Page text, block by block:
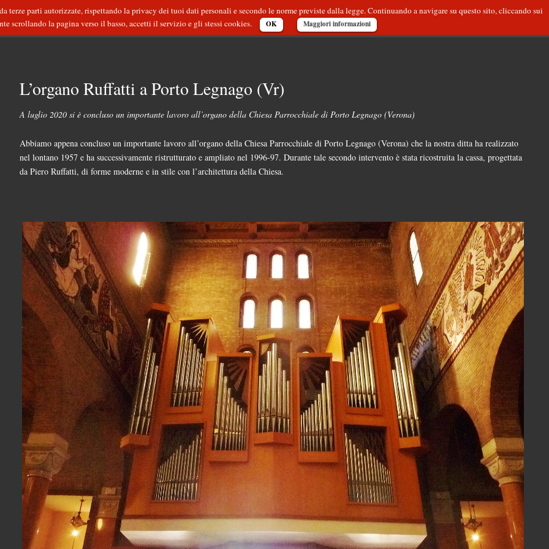
HOME -Ultime Notizie-L’organo Ruffatti a Porto Legnago (Vr)
L’organo Ruffatti a Porto Legnago (Vr)
A luglio 2020 si è concluso un importante lavoro all’organo della Chiesa Parrocchiale di Porto Legnago (Verona)
Abbiamo appena concluso un importante lavoro all’organo della Chiesa Parrocchiale di Porto Legnago (Verona) che la nostra ditta ha realizzato
nel lontano 1957 e ha successivamente ristrutturato e ampliato nel 1996-97. Durante tale secondo intervento è stata ricostruita la cassa, progettata
da Piero Ruffatti, di forme moderne e in stile con l’architettura della Chiesa.
parti autorizzate, rispettando la privacy dei tuoi dati personali e secondo le norme previste dalla legge. Continuando a navigare su questo sito, cliccando sui
scrollando la pagina verso il basso, accetti il servizio e gli stessi cookies.
OK Maggiori informazioni